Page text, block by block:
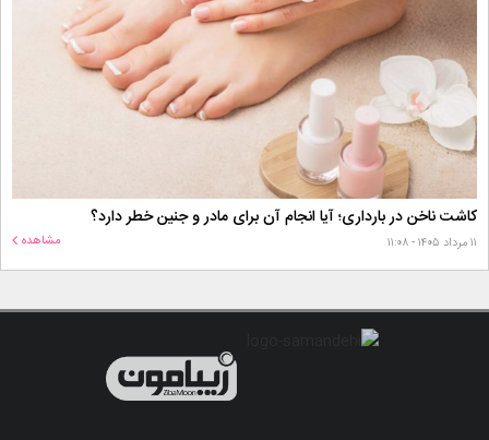
کاشت ناخن در بارداری؛ آیا انجام آن برای مادر و جنین خطر دارد؟
۱۱ مرداد ۱۴۰۵ - ۱۱:۰۸ مشاهده